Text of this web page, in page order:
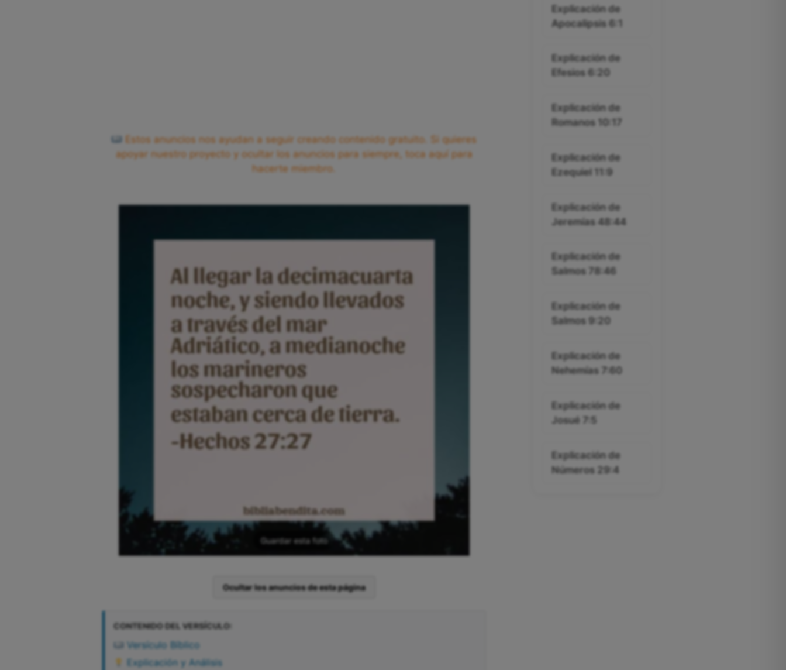
Estos anuncios nos ayudan a seguir creando contenido gratuito. Si quieres
apoyar nuestro proyecto y ocultar los anuncios para siempre, toca aquí para
hacerte miembro.
Guardar esta foto
Ocultar los anuncios de esta página
CONTENIDO DEL VERSÍCULO:
Versículo Bíblico
Explicación y Análisis
Explicación de
Apocalipsis 6:1
Explicación de
Efesios 6:20
Explicación de
Romanos 10:17
Explicación de
Ezequiel 11:9
Explicación de
Jeremías 48:44
Explicación de
Salmos 78:46
Explicación de
Salmos 9:20
Explicación de
Nehemías 7:60
Explicación de
Josué 7:5
Explicación de
Números 29:4